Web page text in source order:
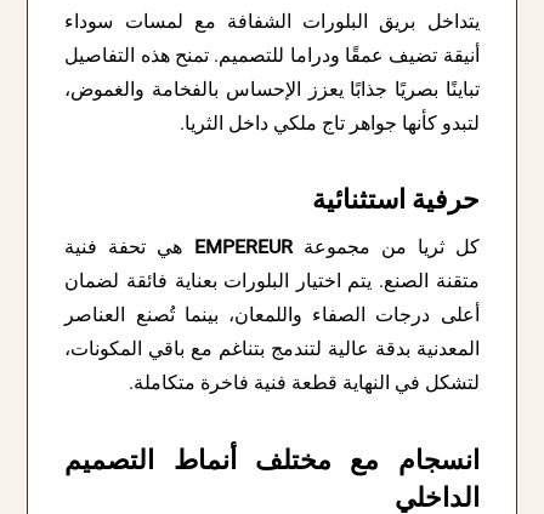
يتداخل بريق البلورات الشفافة مع لمسات سوداء
أنيقة تضيف عمقًا ودراما للتصميم. تمنح هذه التفاصيل
تباينًا بصريًا جذابًا يعزز الإحساس بالفخامة والغموض،
لتبدو كأنها جواهر تاج ملكي داخل الثريا.
حرفية استثنائية
كل ثريا من مجموعةEMPEREUR هي تحفة فنية
متقنة الصنع. يتم اختيار البلورات بعناية فائقة لضمان
أعلى درجات الصفاء واللمعان، بينما تُصنع العناصر
المعدنية بدقة عالية لتندمج بتناغم مع باقي المكونات،
لتشكل في النهاية قطعة فنية فاخرة متكاملة.
انسجام مع مختلف أنماط التصميم
الداخلي